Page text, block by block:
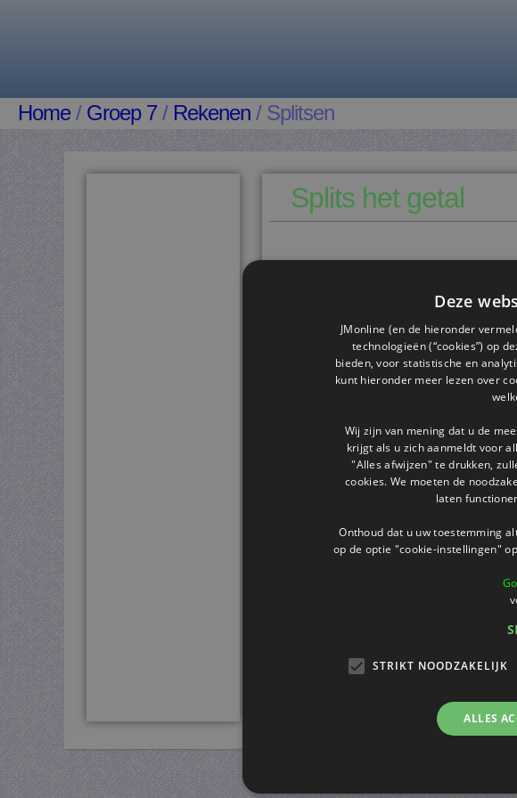
Home/ Groep 7 / Rekenen / Splitsen
Splits het getal
Deze
JMonline (en de hieronder
technologieën (“cookies”) op
bieden, voor statistische en
kunt hieronder meer lezen over
Wij zijn van mening dat u de
krijgt als u zich aanmeldt voor
"Alles afwijzen" te drukken,
cookies. We moeten de
laten
Onthoud dat u uw toestemming
op de optie "cookie-instellingen"
STRIKT NOODZAKELIJK
ALLES